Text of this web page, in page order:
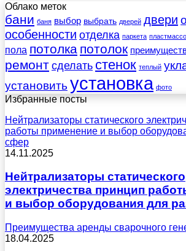
Облако меток
бани баня выбор выбрать дверей двери
особенности отделка паркета
пола потолка потолок
ремонт сделать стенок теплый
установить установка фото
Избранные посты
Нейтрализаторы статического
работы применение и выбор
сфер
14.11.2025
Нейтрализаторы статического
электричества принцип
и выбор оборудования для
Преимущества аренды сварочного
18.04.2025